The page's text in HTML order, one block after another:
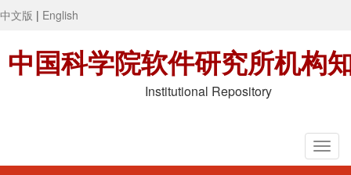
中文版 | English
中国科学院软件研究所机构
Institutional Repository